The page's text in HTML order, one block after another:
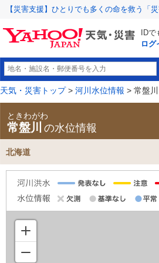
【災害支援】ひとりでも多くの命を救う「
ID
ログ
天気・災害トップ> 河川水位情報 > 常盤川
ときわがわ
常盤川 の水位情報
北海道